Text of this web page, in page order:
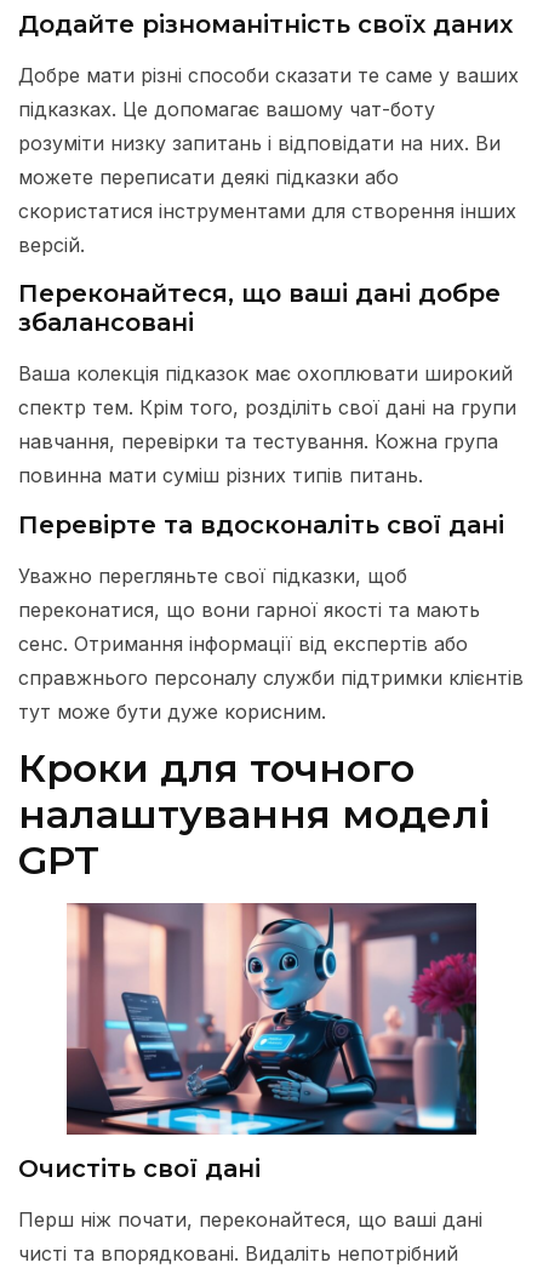
Додайте різноманітність своїх даних
Добре мати різні способи сказати те саме у ваших
підказках. Це допомагає вашому чат-боту
розуміти низку запитань і відповідати на них. Ви
можете переписати деякі підказки або
скористатися інструментами для створення інших
версій.
Переконайтеся, що ваші дані добре
збалансовані
Ваша колекція підказок має охоплювати широкий
спектр тем. Крім того, розділіть свої дані на групи
навчання, перевірки та тестування. Кожна група
повинна мати суміш різних типів питань.
Перевірте та вдосконаліть свої дані
Уважно перегляньте свої підказки, щоб
переконатися, що вони гарної якості та мають
сенс. Отримання інформації від експертів або
справжнього персоналу служби підтримки клієнтів
тут може бути дуже корисним.
Кроки для точного
налаштування моделі
GPT
Очистіть свої дані
Перш ніж почати, переконайтеся, що ваші дані
чисті та впорядковані. Видаліть непотрібний